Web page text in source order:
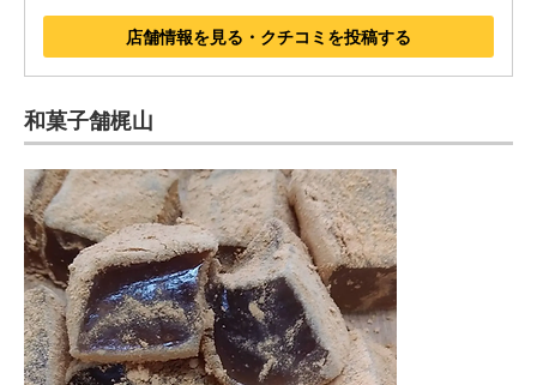
店舗情報を見る・クチコミを投稿する
和菓子舗梶山